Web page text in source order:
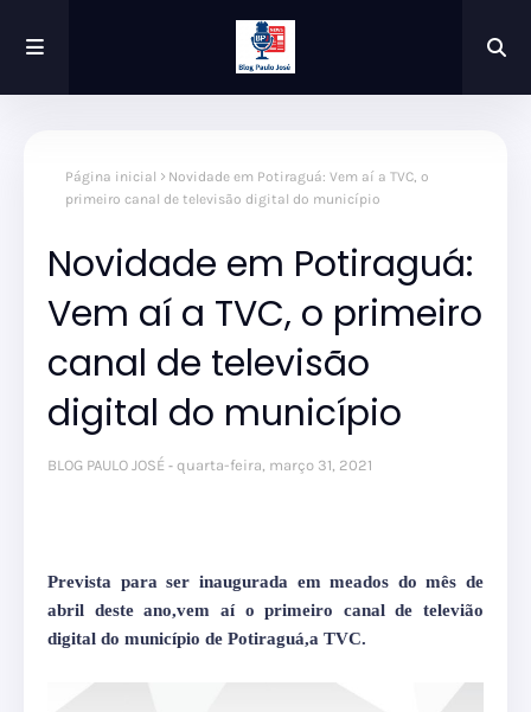
Página inicial
Novidade em Potiraguá: Vem aí a TVC, o
primeiro canal de televisão digital do município
Novidade em Potiraguá:
Vem aí a TVC, o primeiro
canal de televisão
digital do município
BLOG PAULO JOSÉ quarta-feira, março 31, 2021
Prevista para ser inaugurada em meados do mês de
abril deste ano,vem aí o primeiro canal de televião
digital do município de Potiraguá,a TVC.